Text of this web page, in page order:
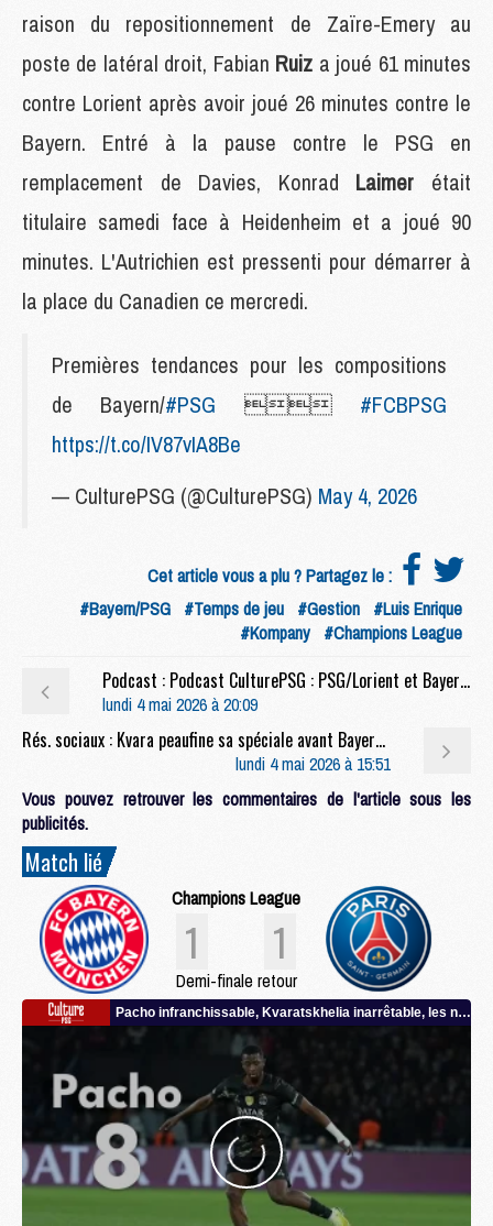
raison du repositionnement de Zaïre-Emery au
poste de latéral droit, Fabian Ruiz a joué 61 minutes
contre Lorient après avoir joué 26 minutes contre le
Bayern. Entré à la pause contre le PSG en
remplacement de Davies, Konrad Laimer était
titulaire samedi face à Heidenheim et a joué 90
minutes. L'Autrichien est pressenti pour démarrer à
la place du Canadien ce mercredi.
Premières tendances pour les compositions
de Bayern/#PSG  #FCBPSG
https://t.co/IV87vIA8Be
— CulturePSG (@CulturePSG) May 4, 2026
Cet article vous a plu ? Partagez le :
#Bayern/PSG #Temps de jeu #Gestion #Luis Enrique
#Kompany #Champions League
Podcast : Podcast CulturePSG : PSG/Lorient et Bayern/PSG
lundi 4 mai 2026 à 20:09
Rés. sociaux : Kvara peaufine sa spéciale avant Bayern/PSG
lundi 4 mai 2026 à 15:51
Vous pouvez retrouver les commentaires de l'article sous les
publicités.
Match lié
Champions League
1 1
Demi-finale retour